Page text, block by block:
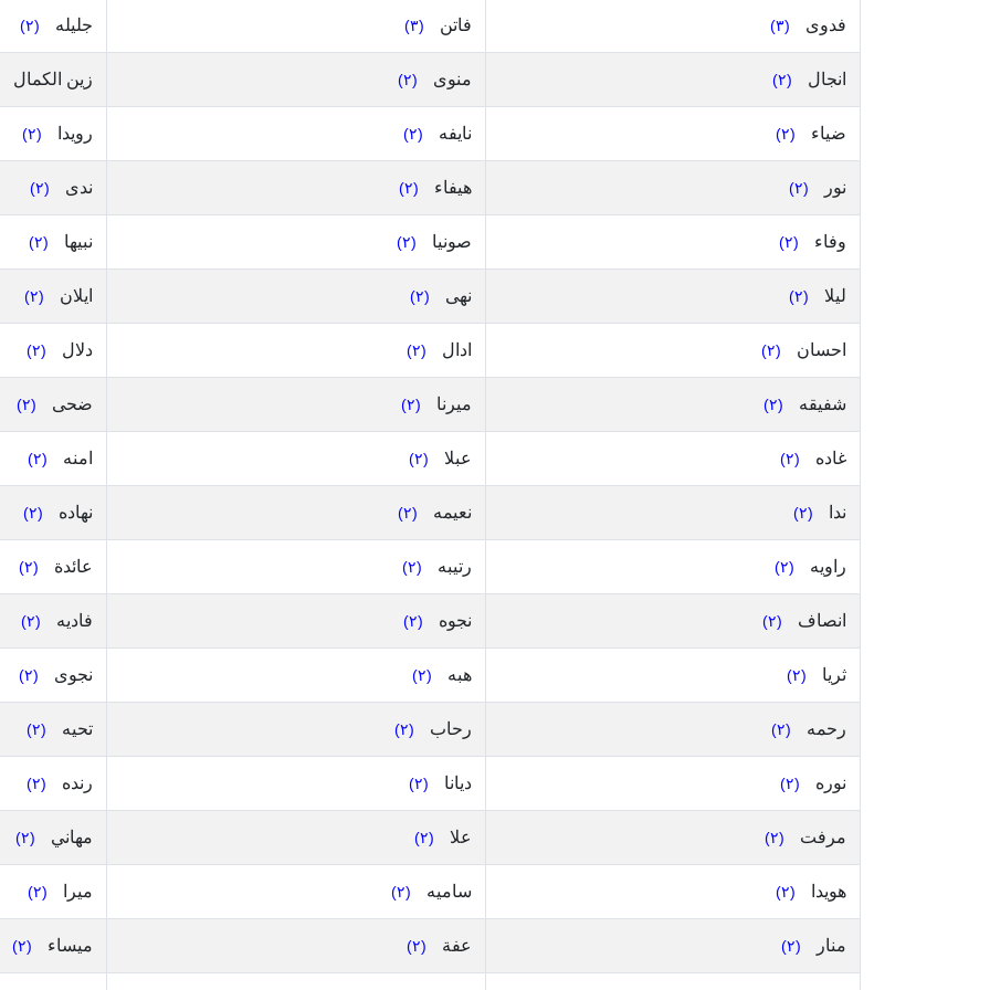
فدوى (٣) فاتن (٣) جليله (٢)
انجال (٢) منوى (٢) زين الكمال
ضياء (٢) نايفه (٢) رويدا (٢)
نور (٢) هيفاء (٢) ندى (٢)
وفاء (٢) صونيا (٢) نبيها (٢)
ليلا (٢) نهى (٢) ايلان (٢)
احسان (٢) ادال (٢) دلال (٢)
شفيقه (٢) ميرنا (٢) ضحى (٢)
غاده (٢) عبلا (٢) امنه (٢)
ندا (٢) نعيمه (٢) نهاده (٢)
راويه (٢) رتيبه (٢) عائدة (٢)
انصاف (٢) نجوه (٢) فاديه (٢)
ثريا (٢) هبه (٢) نجوى (٢)
رحمه (٢) رحاب (٢) تحيه (٢)
نوره (٢) ديانا (٢) رنده (٢)
مرفت (٢) علا (٢) مهاني (٢)
هويدا (٢) ساميه (٢) ميرا (٢)
منار (٢) عفة (٢) ميساء (٢)